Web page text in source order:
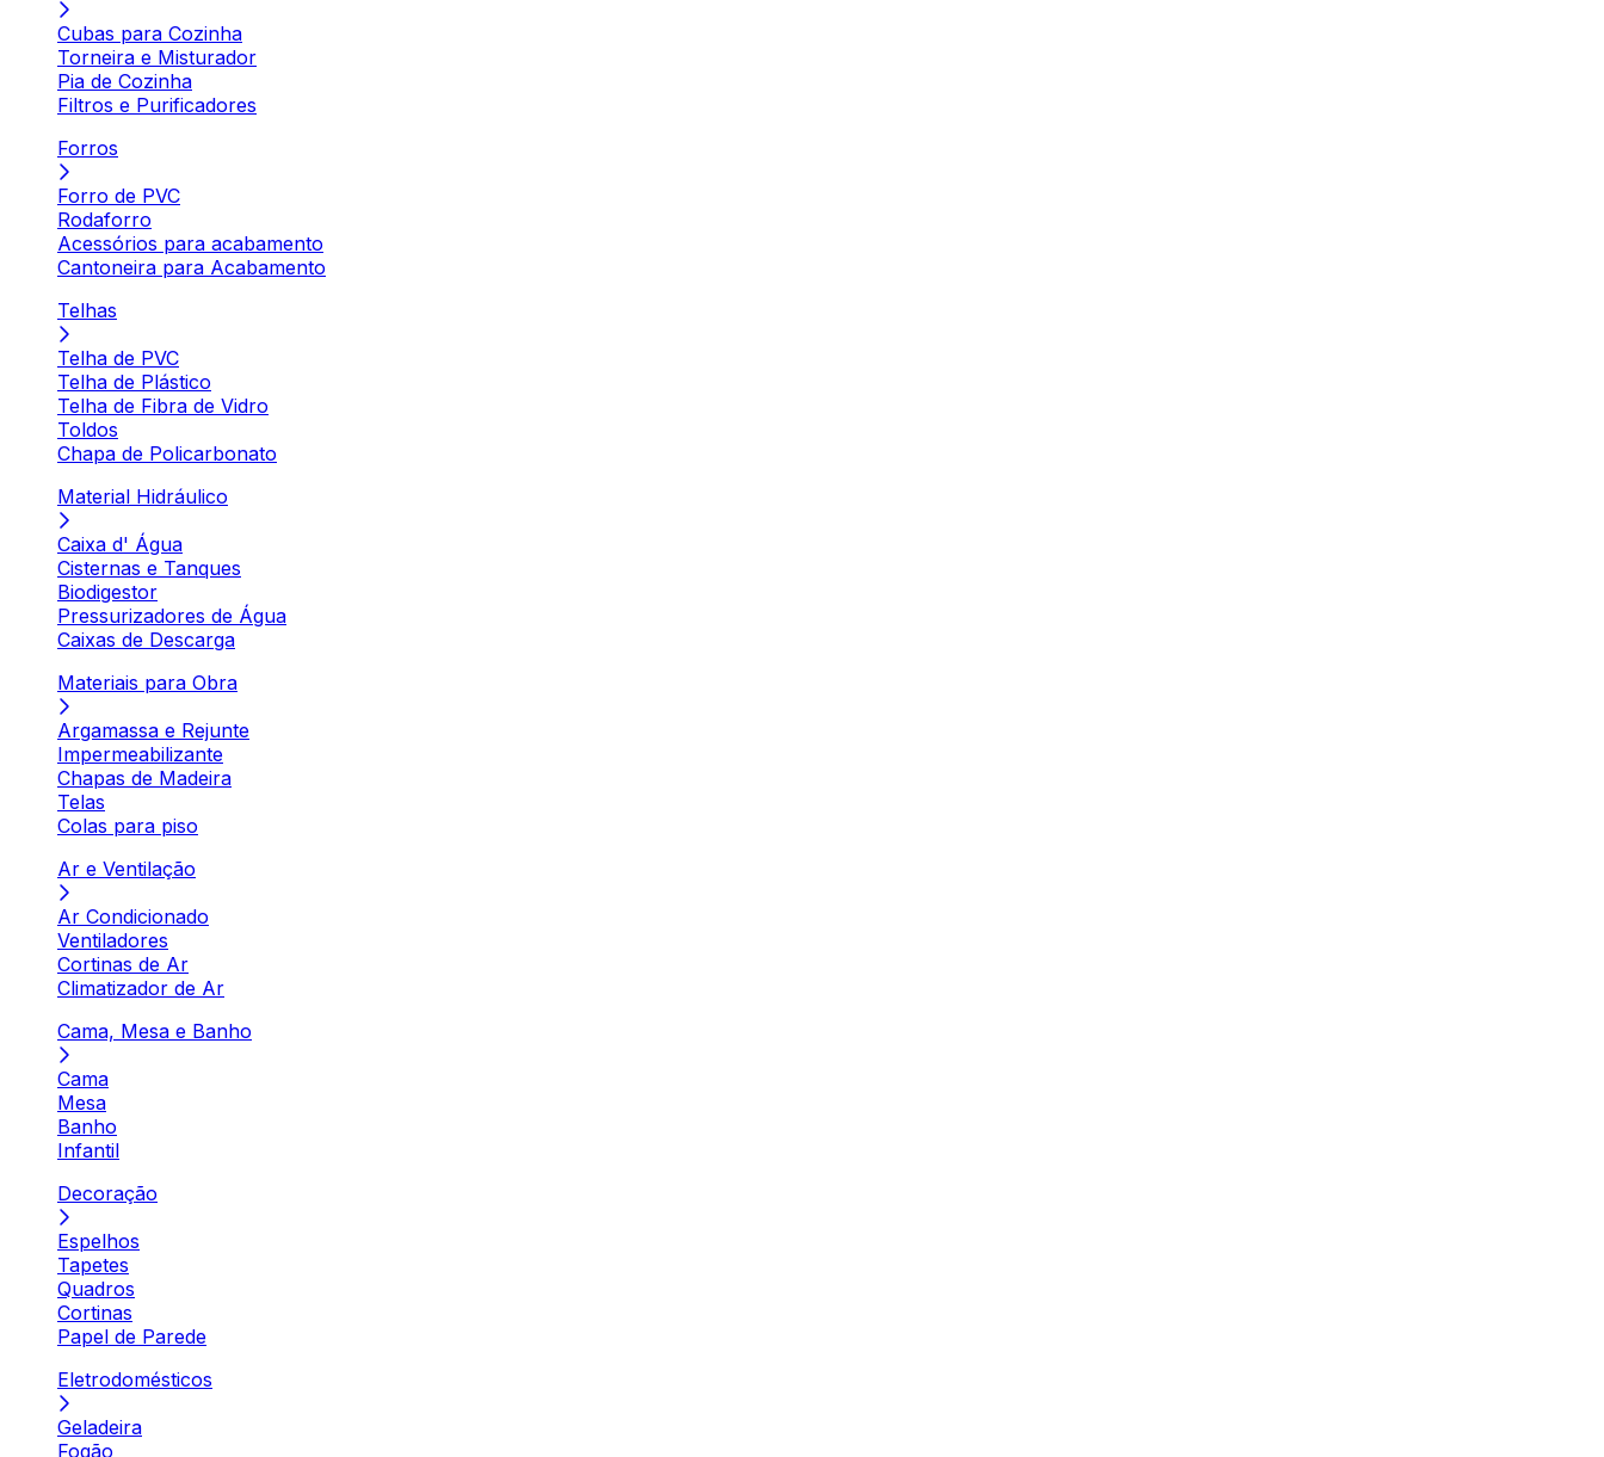
Cubas para Cozinha
Torneira e Misturador
Pia de Cozinha
Filtros e Purificadores
Forros
Forro de PVC
Rodaforro
Acessórios para acabamento
Cantoneira para Acabamento
Telhas
Telha de PVC
Telha de Plástico
Telha de Fibra de Vidro
Toldos
Chapa de Policarbonato
Material Hidráulico
Caixa d' Água
Cisternas e Tanques
Biodigestor
Pressurizadores de Água
Caixas de Descarga
Materiais para Obra
Argamassa e Rejunte
Impermeabilizante
Chapas de Madeira
Telas
Colas para piso
Ar e Ventilação
Ar Condicionado
Ventiladores
Cortinas de Ar
Climatizador de Ar
Cama, Mesa e Banho
Cama
Mesa
Banho
Infantil
Decoração
Espelhos
Tapetes
Quadros
Cortinas
Papel de Parede
Eletrodomésticos
Geladeira
Fogão